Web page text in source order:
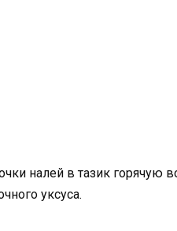
налей в тазик горячую
уксуса.